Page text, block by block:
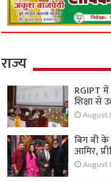
राज्य
RGIPT
शिक्षा से
August
बिग बी
आमिर,
August